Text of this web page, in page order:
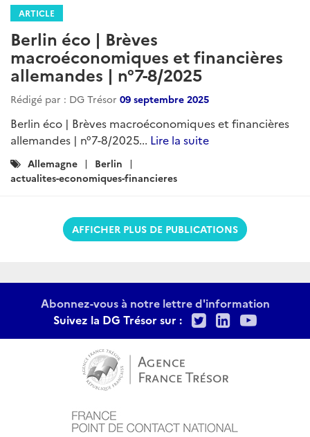
ARTICLE
Berlin éco | Brèves
macroéconomiques et financières
allemandes | n°7-8/2025
Rédigé par : DG Trésor 09 septembre 2025
Berlin éco | Brèves macroéconomiques et financières
allemandes | n°7-8/2025... Lire la suite
Catégories
:
Allemagne
Berlin
actualites-economiques-financieres
AFFICHER PLUS DE PUBLICATIONS
Abonnez-vous à notre lettre d'information
Suivez la DG Trésor sur :
TwitterLinkedIn